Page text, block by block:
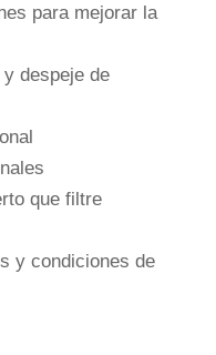
para mejorar la
despeje de
que filtre
y condiciones de